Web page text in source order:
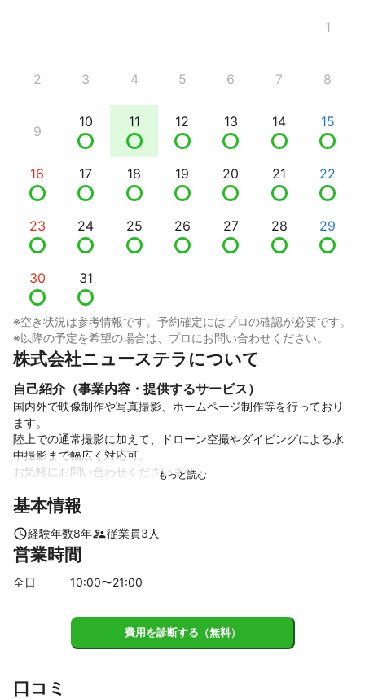
1
2 3 4 5 6 7 8
9
10 11 12 13 14 15
16 17 18 19 20 21 22
23 24 25 26 27 28 29
30 31
※空き状況は参考情報です。予約確定にはプロの確認が必要です。
※以降の予定を希望の場合は、プロにお問い合わせください。
株式会社ニューステラについて
自己紹介（事業内容・提供するサービス）
国内外で映像制作や写真撮影、ホームページ制作等を行っており
ます。
陸上での通常撮影に加えて、ドローン空撮やダイビングによる水
中撮影まで幅広く対応可。
お気軽にお問い合わせくださいませ。
----------------------
■各種撮影/映像制作の実績
岡山県玉野市様 観光PR動画制作（岡山県玉野市）
Brilliant Cebu English Academy様 プロモーションビデオ制作（フ
鉄筋工事会社様のTVCM制作（岡山県岡山市）
川崎医療福祉大学様の定期演奏会DVD/BD制作（岡山県倉敷市）
バイトルを運営するディップ株式会社様の入社セレモニー用歓迎
マーメイド水中撮影（沖縄・慶良間諸島）
基本情報
経験年数8年 従業員3 人
営業時間
全日 10:00〜21:00
費用を診断する（無料）
口コミ